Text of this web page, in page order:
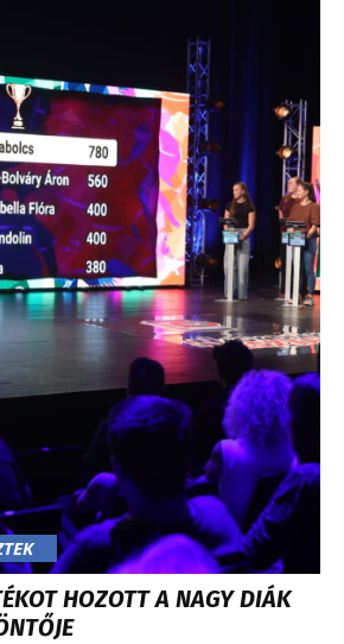
HOZOTT A NAGY DIÁK